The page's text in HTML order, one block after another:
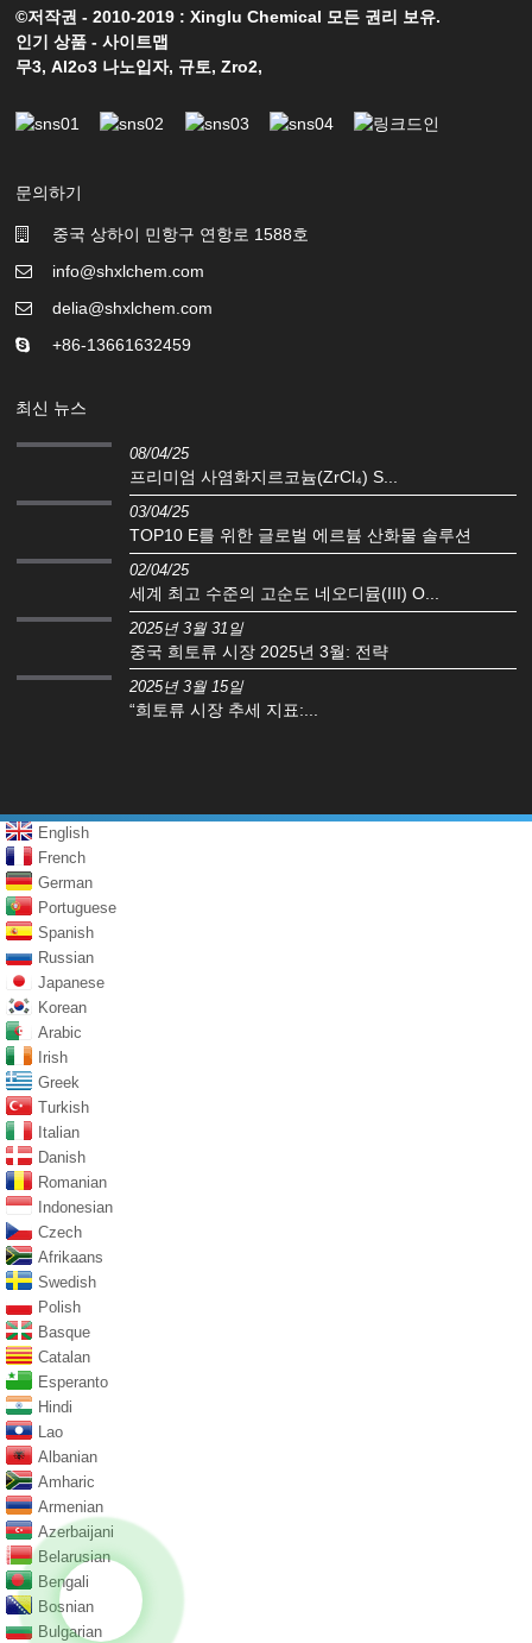
©저작권 - 2010-2019 : Xinglu Chemical 모든 권리 보유.
인기 상품 -사이트맵
무3,Al2o3 나노입자, 규토,Zro2,
문의하기
중국 상하이 민항구 연항로 1588호
info@shxlchem.com
delia@shxlchem.com
+86-13661632459
최신 뉴스
08/04/25
프리미엄 사염화지르코늄(ZrCl₄) S...
03/04/25
TOP10 E를 위한 글로벌 에르븀 산화물 솔루션
02/04/25
세계 최고 수준의 고순도 네오디뮴(III) O...
2025년 3월 31일
중국 희토류 시장 2025년 3월: 전략
2025년 3월 15일
“희토류 시장 추세 지표:...
English
French
German
Portuguese
Spanish
Russian
Japanese
Korean
Arabic
Irish
Greek
Turkish
Italian
Danish
Romanian
Indonesian
Czech
Afrikaans
Swedish
Polish
Basque
Catalan
Esperanto
Hindi
Lao
Albanian
Amharic
Armenian
Azerbaijani
Belarusian
Bengali
Bosnian
Bulgarian